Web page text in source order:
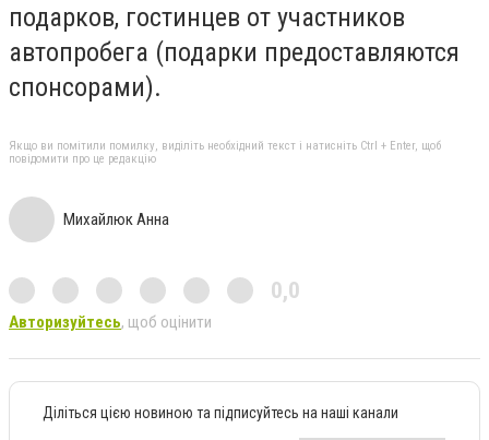
подарков, гостинцев от участников
автопробега (подарки предоставляются
спонсорами).
Якщо ви помітили помилку, виділіть необхідний текст і натисніть Ctrl + Enter, щоб
повідомити про це редакцію
Михайлюк Анна
0,0
Авторизуйтесь, щоб оцінити
Діліться цією новиною та підписуйтесь на наші канали